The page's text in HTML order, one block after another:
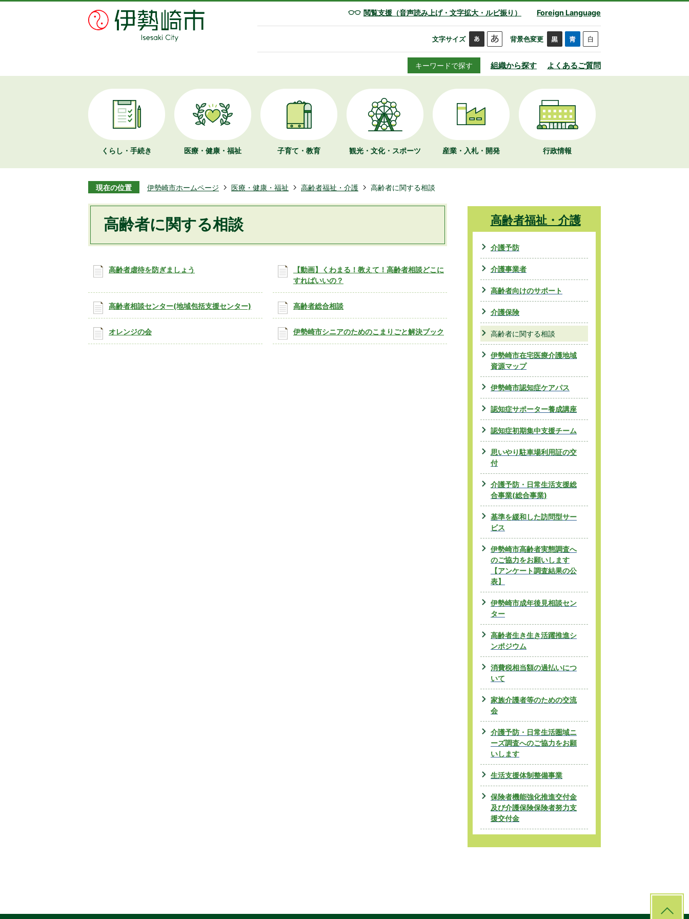
閲覧支援（音声読み上げ・文字拡大・ルビ振り） Foreign Language
文字サイズ 背景色変更
キーワードで探す 組織から探す よくあるご質問
くらし・手続き 医療・健康・福祉 子育て・教育 観光・文化・ スポーツ 産業・入札・開発 行政情報
現在の位置 伊勢崎市ホームページ 医療・健康・福祉 高齢者福祉・介護 高齢者に関する相談
高齢者に関する相談
高齢者虐待を防ぎましょう
【動画】くわまる！教えて！高齢者相談どこに
すればいいの？
高齢者相談センター(地域包括支援センター) 高齢者総合相談
オレンジの会 伊勢崎市シニアのためのこまりごと解決ブック
高齢者福祉・介護
介護予防
介護事業者
高齢者向けのサポート
介護保険
高齢者に関する相談
伊勢崎市在宅医療介護地域
資源マップ
伊勢崎市認知症ケアパス
認知症サポーター養成講座
認知症初期集中支援チーム
思いやり駐車場利用証の交
付
介護予防・日常生活支援総
合事業(総合事業)
基準を緩和した訪問型サー
ビス
伊勢崎市高齢者実態調査へ
のご協力をお願いします
【アンケート調査結果の公
表】
伊勢崎市成年後見相談セン
ター
高齢者生き生き活躍推進シ
ンポジウム
消費税相当額の過払いにつ
いて
家族介護者等のための交流
会
介護予防・日常生活圏域ニ
ーズ調査へのご協力をお願
いします
生活支援体制整備事業
保険者機能強化推進交付金
及び介護保険保険者努力支
援交付金